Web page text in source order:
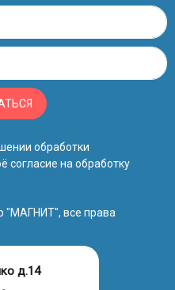
обработки
согласие на обработку
"МАГНИТ", все права
д.14